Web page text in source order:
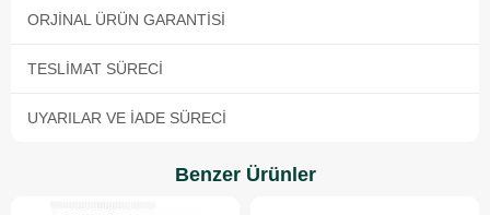
ORJINAL ÜRÜN GARANTISI
TESLIMAT SÜRECI
UYARILAR VE İADE SÜRECI
Benzer Ürünler